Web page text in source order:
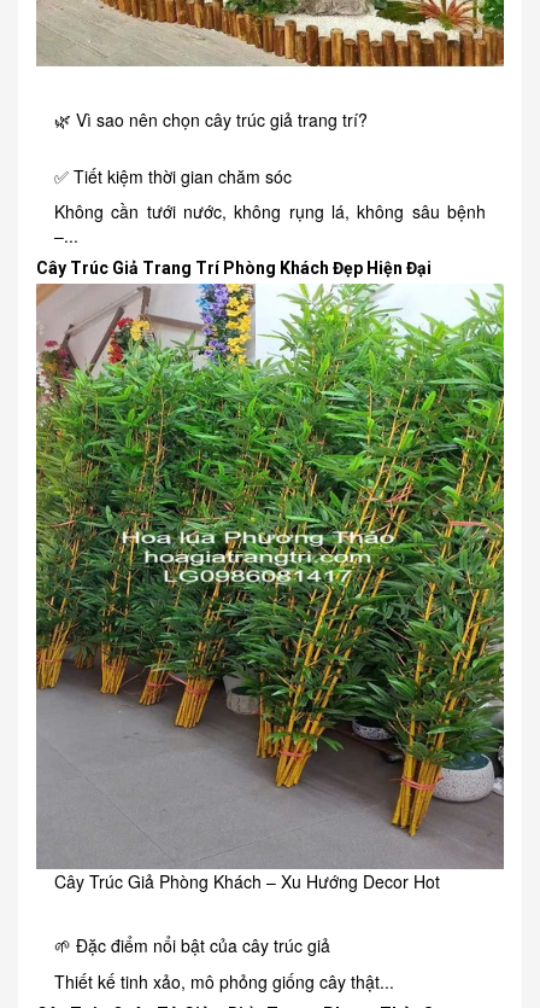
🌿 Vì sao nên chọn cây trúc giả trang trí?
✅ Tiết kiệm thời gian chăm sóc
Không cần tưới nước, không rụng lá, không sâu bệnh
–...
Cây Trúc Giả Trang Trí Phòng Khách Đẹp Hiện Đại
Cây Trúc Giả Phòng Khách – Xu Hướng Decor Hot
🌱 Đặc điểm nổi bật của cây trúc giả
Thiết kế tinh xảo, mô phỏng giống cây thật...